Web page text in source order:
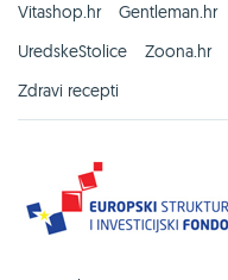
Vitashop.hr
Gentleman.hr
UredskeStolice
Zoona.hr
Zdravi recepti